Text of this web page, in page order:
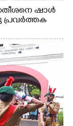
ഷാൾ
പ്രവർത്തക